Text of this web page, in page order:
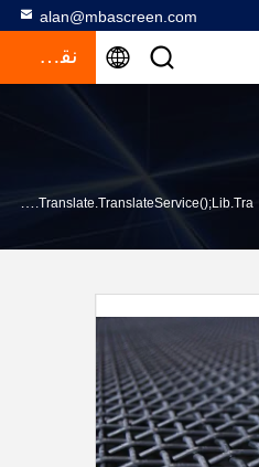
alan@mbascreen.com
نقل قول
Metal Wire Mesh Screenfunction GtElInit() {var Lib = New Google.translate.TranslateService();lib.tra